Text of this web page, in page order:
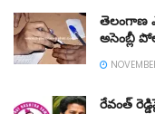
తెలంగాణ
అసెంబ్లీ
రేవంత్